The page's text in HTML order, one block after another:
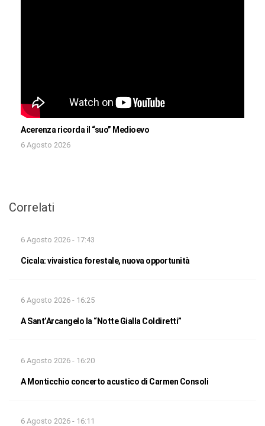
Acerenza ricorda il “suo” Medioevo
6 Agosto 2026
Correlati
6 Agosto 2026 - 17:43
Cicala: vivaistica forestale, nuova opportunità
6 Agosto 2026 - 16:25
A Sant’Arcangelo la “Notte Gialla Coldiretti”
6 Agosto 2026 - 16:20
A Monticchio concerto acustico di Carmen Consoli
6 Agosto 2026 - 16:11